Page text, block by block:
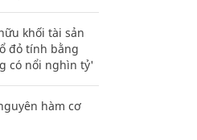
khối tài sản
đỏ tính bằng
có nổi nghìn tỷ'
hàm cơ